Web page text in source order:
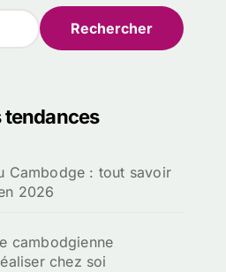
tendances
Cambodge : tout savoir
2026
cambodgienne
chez soi